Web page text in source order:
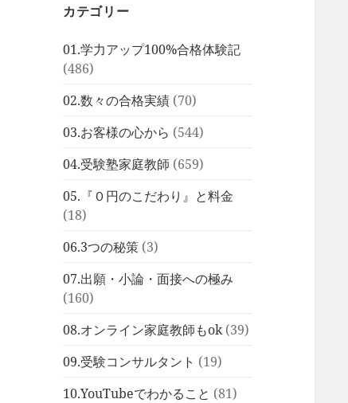
カテゴリー
01.学力アップ100%合格体験記
(486)
02.数々の合格実績 (70)
03.お客様の心から (544)
04.受験塾家庭教師 (659)
05.『０円のこだわり』と料金
(18)
06.3つの秘策 (3)
07.出願・小論・面接への極み
(160)
08.オンライン家庭教師もok(39)
09.受験コンサルタント (19)
10.YouTubeでわかること (81)